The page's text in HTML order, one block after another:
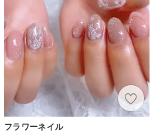
フラワーネイル